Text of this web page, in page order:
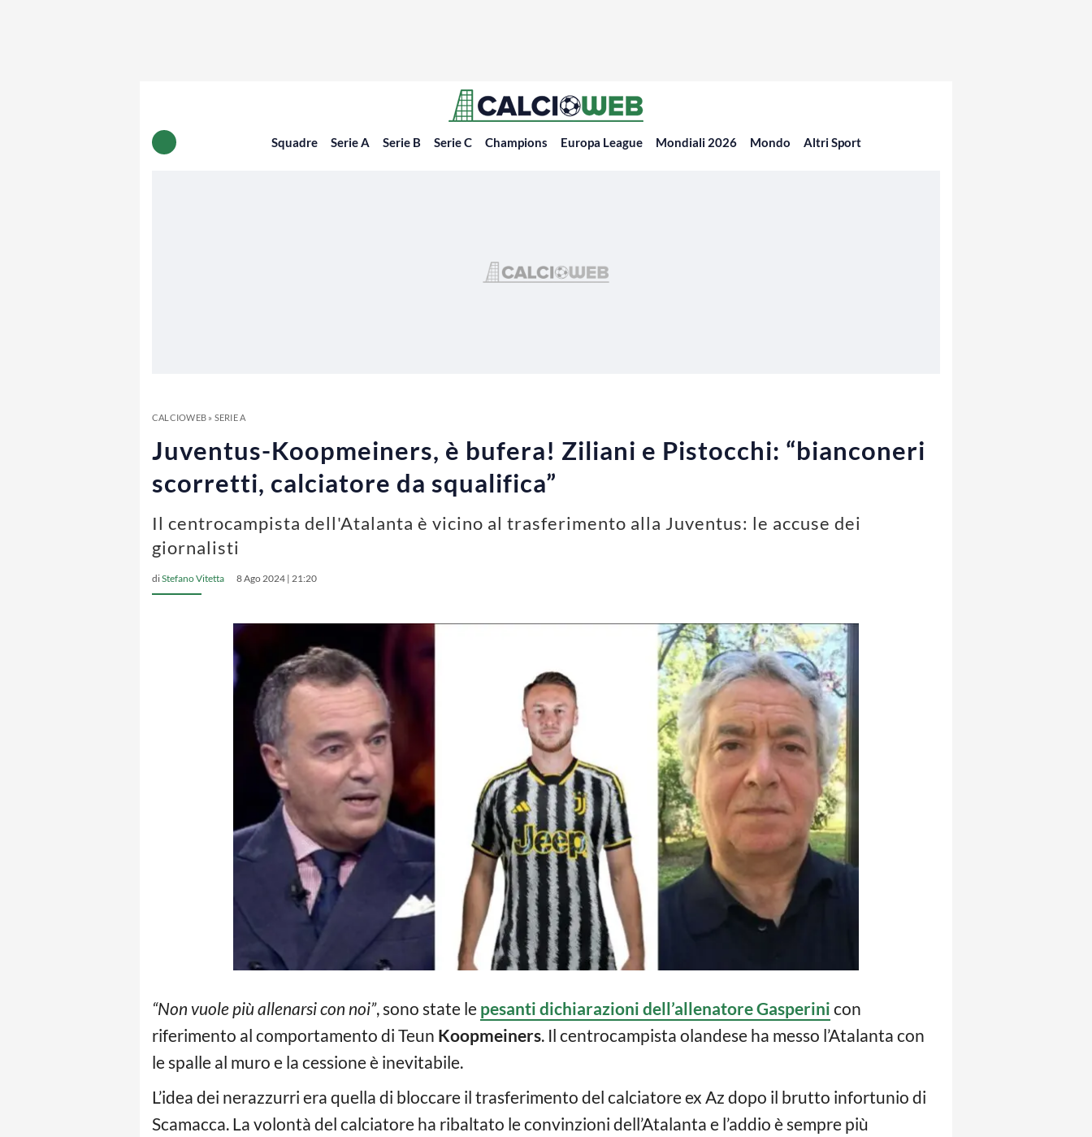
Squadre Serie A Serie B Serie C Champions Europa League Mondiali 2026 Mondo Altri Sport
CALCIOWEB» SERIE A
Juventus-Koopmeiners, è bufera! Ziliani e Pistocchi: “bianconeri
scorretti, calciatore da squalifica”
Il centrocampista dell'Atalanta è vicino al trasferimento alla Juventus: le accuse dei
giornalisti
diStefano Vitetta 8 Ago 2024 | 21:20
“Non vuole più allenarsi con noi”, sono state le pesanti dichiarazioni dell’allenatore Gasperini con
riferimento al comportamento di Teun Koopmeiners. Il centrocampista olandese ha messo l’Atalanta con
le spalle al muro e la cessione è inevitabile.
L’idea dei nerazzurri era quella di bloccare il trasferimento del calciatore ex Az dopo il brutto infortunio di
Scamacca. La volontà del calciatore ha ribaltato le convinzioni dell’Atalanta e l’addio è sempre più